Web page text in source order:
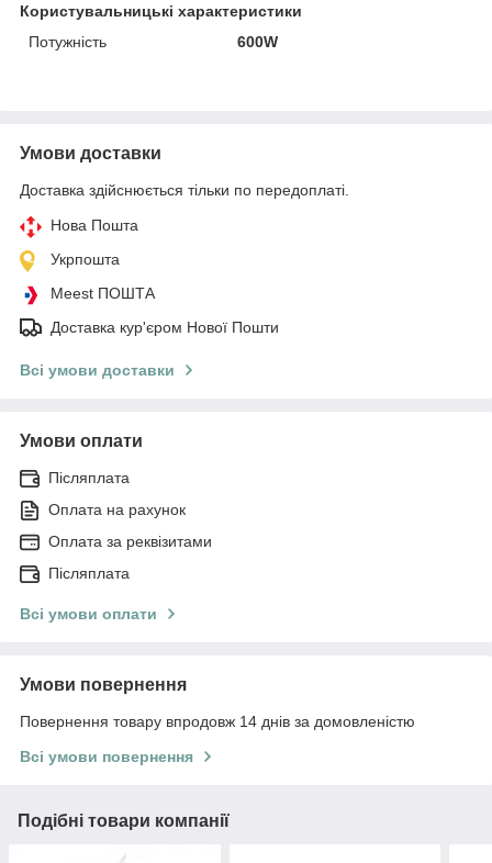
Користувальницькі характеристики
Потужність
600W
Умови доставки
Доставка здійснюється тільки по передоплаті.
Нова Пошта
Укрпошта
Meest ПОШТА
Доставка кур'єром Нової Пошти
Всі умови доставки
Умови оплати
Післяплата
Оплата на рахунок
Оплата за реквізитами
Післяплата
Всі умови оплати
Умови повернення
Повернення товару впродовж 14 днів за домовленістю
Всі умови повернення
Подібні товари компанії